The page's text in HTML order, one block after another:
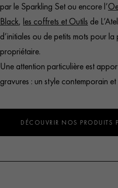
par le Sparkling Set ou encore l’
Black, les coffrets et Outils de
d’initiales ou de petits mots pour
propriétaire.
Une attention particulière est
gravures : un style contemporain
DÉCOUVRIR NOS PRODUITS